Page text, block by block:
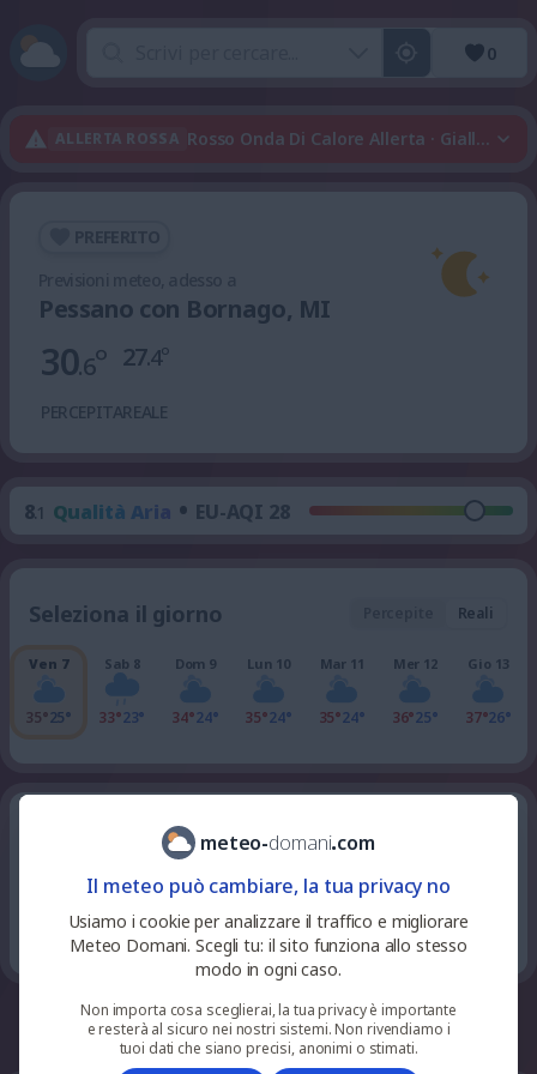
0
ALLERTA ROSSA Rosso Onda Di Calore Allerta · Giallo
Pessano con Bornago, MI
30.6°
PERCEPITA
27.4°
REALE
8.1 Qualità Aria • EU-AQI 28
Seleziona il giorno Reali
Ven 7
35°25°
Sab 8
33°23°
Dom 9
34°24°
Lun 10
35°24°
Mar 11
35°24°
Mer 12
36°25°
Gio 13
37°26°
tutte le ore della giornata
28
90 %
UV 0
pioggia
whatsapp facebook telegram
meteo-domani.com
Il meteo può cambiare, la tua privacy no
Usiamo i cookie per analizzare il traffico e migliorare
Meteo Domani. Scegli tu: il sito funziona allo stesso
modo in ogni caso.
Non importa cosa sceglierai, la tua privacy è importante
e resterà al sicuro nei nostri sistemi. Non rivendiamo i
tuoi dati che siano precisi, anonimi o stimati.